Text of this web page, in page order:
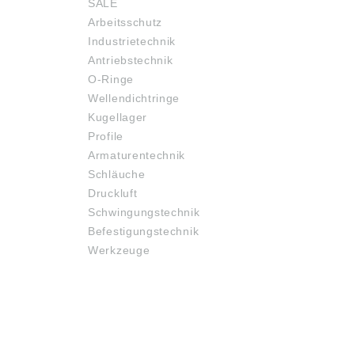
SALE
Arbeitsschutz
Industrietechnik
Antriebstechnik
O-Ringe
Wellendichtringe
Kugellager
Profile
Armaturentechnik
Schläuche
Druckluft
Schwingungstechnik
Befestigungstechnik
Werkzeuge